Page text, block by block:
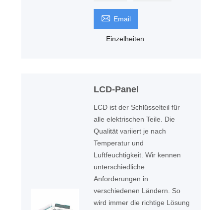
 Email
Einzelheiten
LCD-Panel
LCD ist der Schlüsselteil für
alle elektrischen Teile. Die
Qualität variiert je nach
Temperatur und
Luftfeuchtigkeit. Wir kennen
unterschiedliche
Anforderungen in
verschiedenen Ländern. So
wird immer die richtige Lösung